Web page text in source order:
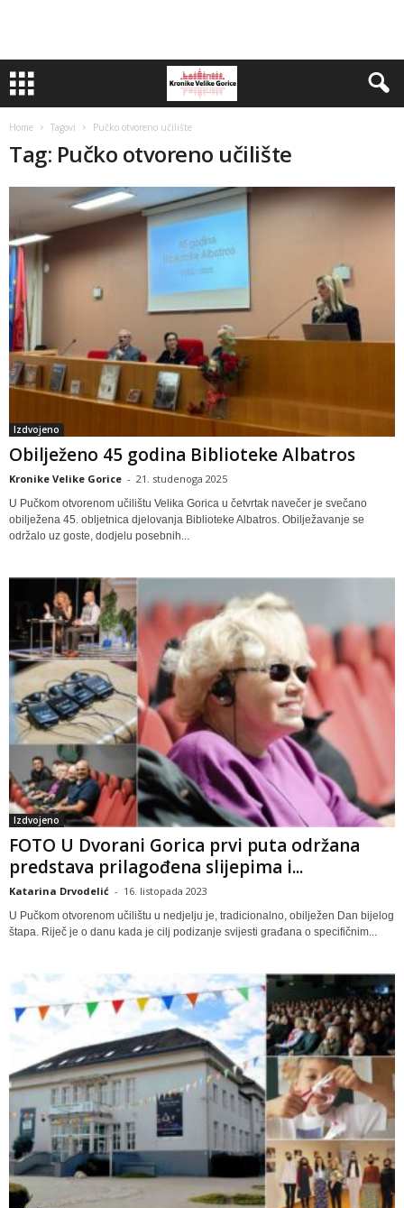
Home Tagovi Pučko otvoreno učilište
Tag: Pučko otvoreno učilište
Izdvojeno
Obilježeno 45 godina Biblioteke Albatros
Kronike Velike Gorice - 21. studenoga 2025
U Pučkom otvorenom učilištu Velika Gorica u četvrtak navečer je svečano
obilježena 45. obljetnica djelovanja Biblioteke Albatros. Obilježavanje se
održalo uz goste, dodjelu posebnih...
Izdvojeno
FOTO U Dvorani Gorica prvi puta održana
predstava prilagođena slijepima i...
Katarina Drvodelić - 16. listopada 2023
U Pučkom otvorenom učilištu u nedjelju je, tradicionalno, obilježen Dan bijelog
štapa. Riječ je o danu kada je cilj podizanje svijesti građana o specifičnim...